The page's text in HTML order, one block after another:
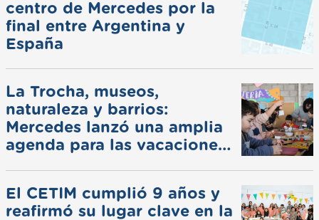
centro de Mercedes por la
final entre Argentina y
España
La Trocha, museos,
naturaleza y barrios:
Mercedes lanzó una amplia
agenda para las vacaciones
El CETIM cumplió 9 años y
reafirmó su lugar clave en la